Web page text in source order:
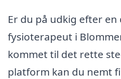
Er du på udkig efter en
fysioterapeut i
kommet til det rette
platform kan du nemt